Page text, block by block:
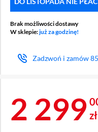
Brak możliwości dostawy
W sklepie:już za godzinę!
Zadzwoń i zamów
Cena
2 299 zł